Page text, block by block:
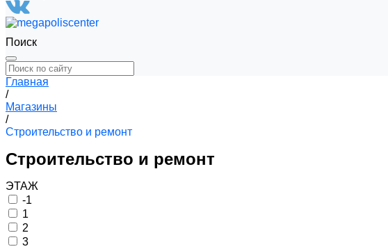
Поиск
Главная
/
Магазины
/
Строительство и ремонт
Строительство и ремонт
ЭТАЖ
-1
1
2
3